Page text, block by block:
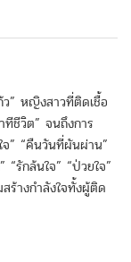
ว” หญิงสาวที่ติดเชื้อ
ชีวิต” จนถึงการ
จ” “คืนวันที่ผันผ่าน”
“รักล้นใจ” “ป่วยใจ”
ร้างกำลังใจทั้งผู้ติด